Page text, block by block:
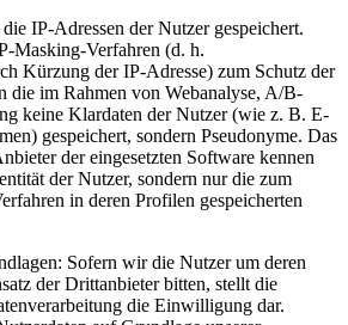
IP-Adressen der Nutzer gespeichert.
Masking-Verfahren (d. h.
Kürzung der IP-Adresse) zum Schutz der
die im Rahmen von Webanalyse, A/B-
keine Klardaten der Nutzer (wie z. B. E-
gespeichert, sondern Pseudonyme. Das
der eingesetzten Software kennen
der Nutzer, sondern nur die zum
in deren Profilen gespeicherten
Sofern wir die Nutzer um deren
der Drittanbieter bitten, stellt die
die Einwilligung dar.